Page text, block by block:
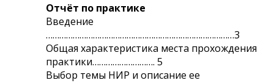
Отчёт по практике
Введение
…………………………………………………………………………3
Общая характеристика места прохождения
практики………………………. 5
Выбор темы НИР и описание ее